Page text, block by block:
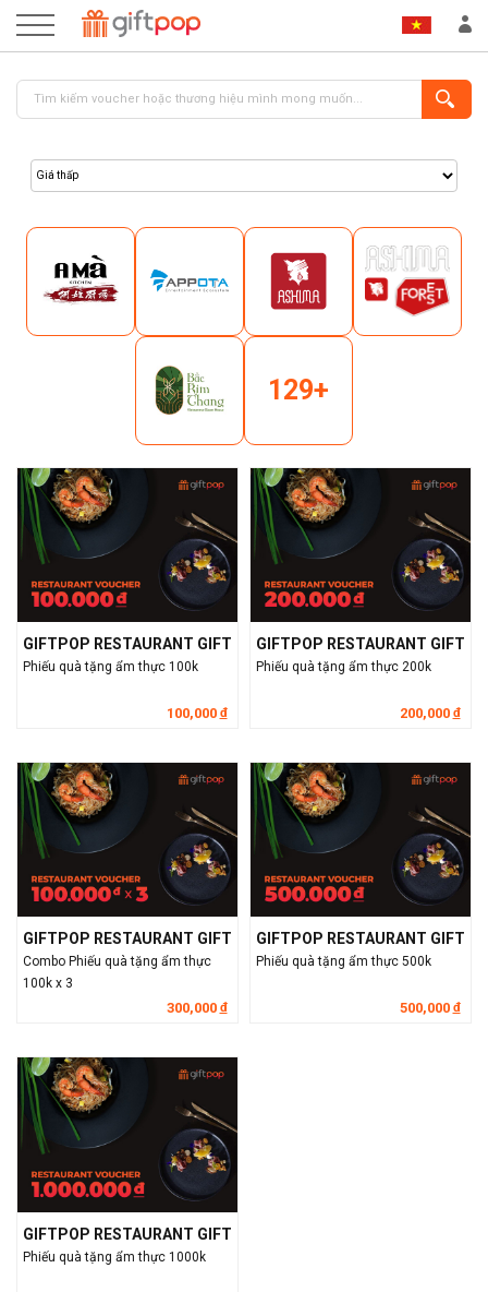
ĐĂNG KÝ
129+
GIFTPOP RESTAURANT GIFT
Phiếu quà tặng ẩm thực 100k
100,000 đ
GIFTPOP RESTAURANT GIFT
Phiếu quà tặng ẩm thực 200k
200,000 đ
GIFTPOP RESTAURANT GIFT
Combo Phiếu quà tặng ẩm thực
100k x 3
300,000 đ
GIFTPOP RESTAURANT GIFT
Phiếu quà tặng ẩm thực 500k
500,000 đ
GIFTPOP RESTAURANT GIFT
Phiếu quà tặng ẩm thực 1000k